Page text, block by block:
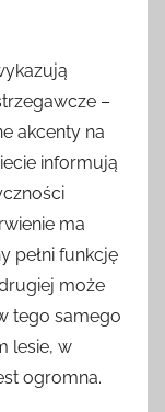
–
akcenty na
informują
ma
pełni funkcję
może
tego samego
lesie, w
ogromna.